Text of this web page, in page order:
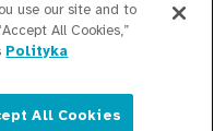
Polski
use our site and to
All Cookies,”
Polityka
All Cookies